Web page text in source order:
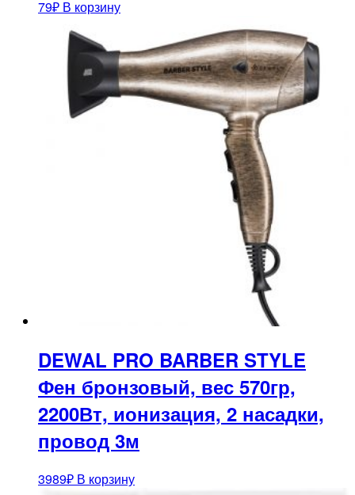
79₽ В корзину
DEWAL PRO BARBER STYLE
Фен бронзовый, вес 570гр,
2200Вт, ионизация, 2 насадки,
провод 3м
3989₽ В корзину